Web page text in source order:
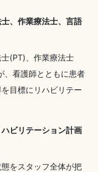
、作業療法士、言語
(PT)、作業療法士
、看護師とともに患者
目標にリハビリテー
ビリテーション計画
をスタッフ全体が把